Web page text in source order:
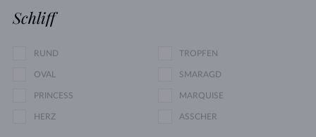
Schliff
RUND TROPFEN
OVAL SMARAGD
PRINCESS MARQUISE
HERZ ASSCHER